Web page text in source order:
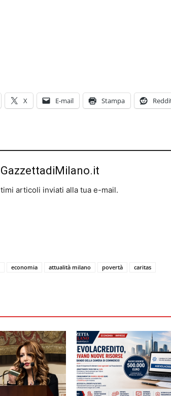
X E-mail Stampa
articoli inviati alla tua e-mail.
economia attualità milano povertà
caritas